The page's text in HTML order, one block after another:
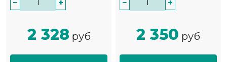
− +
2 328 руб
− +
2 350 руб